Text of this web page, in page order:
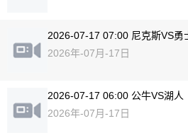
2026-07-17 07:00 尼克斯VS勇
2026年-07月-17日
2026-07-17 06:00 公牛VS湖人
2026年-07月-17日